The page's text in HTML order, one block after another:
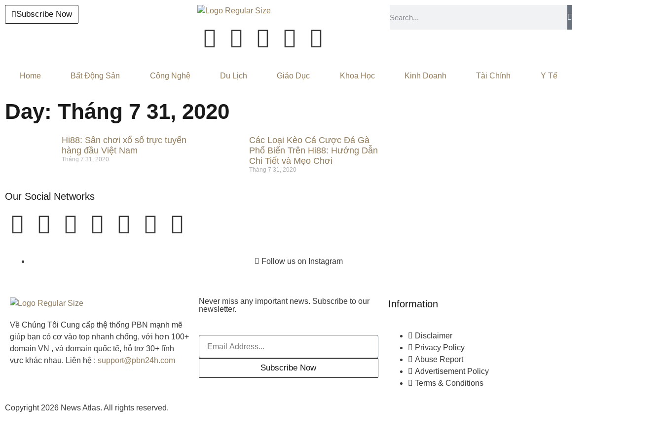
Subscribe Now
Home Bất Động Sản Công Nghệ Du Lịch Giáo Dục Khoa Học Kinh Doanh Tài Chính Y Tế
Day: Tháng 7 31, 2020
Hi88: Sân chơi xổ số trực tuyến
hàng đầu Việt Nam
Tháng 7 31, 2020
Các Loại Kèo Cá Cược Đá Gà
Phổ Biến Trên Hi88: Hướng Dẫn
Chi Tiết và Mẹo Chơi
Tháng 7 31, 2020
Our Social Networks
Follow us on Instagram
Về Chúng Tôi Cung cấp thệ thống PBN mạnh mẽ
giúp bạn có cơ vào top nhanh chống, với hơn 100+
domain VN , và domain quốc tế, hỗ trợ 30+ lĩnh
vực khác nhau. Liên hệ : support@pbn24h.com
Never miss any important news. Subscribe to our
newsletter.
Subscribe Now
Information
Disclaimer
Privacy Policy
Abuse Report
Advertisement Policy
Terms & Conditions
Copyright 2026 News Atlas. All rights reserved.